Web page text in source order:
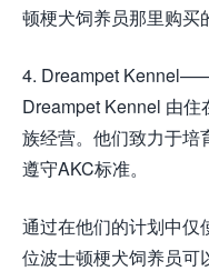
顿梗犬饲养员那里购买
4. Dreampet
Dreampet Kennel 由
族经营。他们致力于培
遵守AKC标准。
通过在他们的计划中仅
位波士顿梗犬饲养员可